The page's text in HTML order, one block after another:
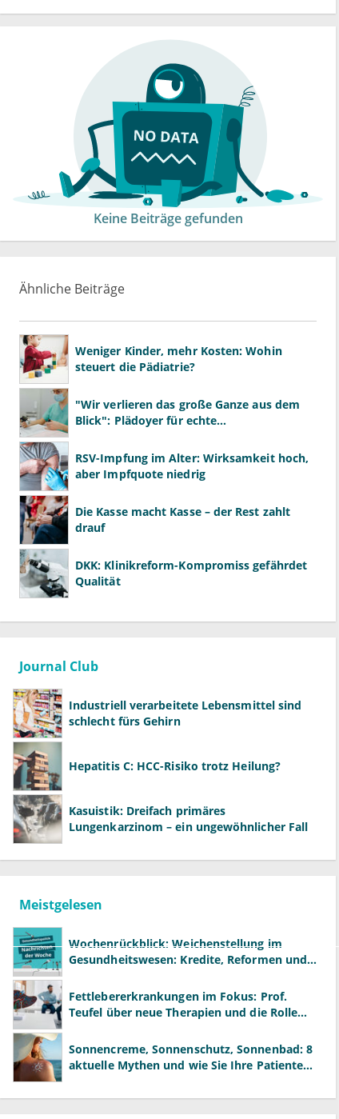
Keine Beiträge gefunden
Ähnliche Beiträge
Weniger Kinder, mehr Kosten: Wohin
steuert die Pädiatrie?
"Wir verlieren das große Ganze aus dem
Blick": Plädoyer für echte
RSV-Impfung im Alter: Wirksamkeit hoch,
aber Impfquote niedrig
Die Kasse macht Kasse – der Rest zahlt
drauf
DKK: Klinikreform-Kompromiss gefährdet
Qualität
Journal Club
Industriell verarbeitete Lebensmittel sind
schlecht fürs Gehirn
Hepatitis C: HCC-Risiko trotz Heilung?
Kasuistik: Dreifach primäres
Lungenkarzinom – ein ungewöhnlicher Fall
Meistgelesen
Wochenrückblick: Weichenstellung im
Gesundheitswesen: Kredite, Reformen und
Fettlebererkrankungen im Fokus: Prof.
Teufel über neue Therapien und die Rolle
Sonnencreme, Sonnenschutz, Sonnenbad: 8
aktuelle Mythen und wie Sie Ihre Patienten